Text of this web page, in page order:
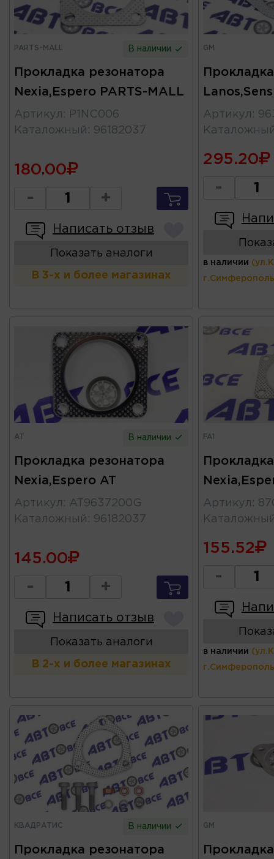
PARTS-MALL В наличии
Прокладка резонатора
Nexia,Espero PARTS-MALL
Артикул :
P1NC006
Каталожный : 96182037
180.00
- +
Написать отзыв
Показать аналоги
В 3-х и более магазинах
GM
Артикул :
295.20
-
в наличии
AT В наличии
Прокладка резонатора
Nexia,Espero AT
Артикул : AT9637200G
Каталожный : 96182037
145.00
- +
Написать отзыв
Показать аналоги
В 2-х и более магазинах
FA1
Артикул :
155.52
-
в наличии
КВАДРАТИС В наличии
Прокладка резонатора
GM